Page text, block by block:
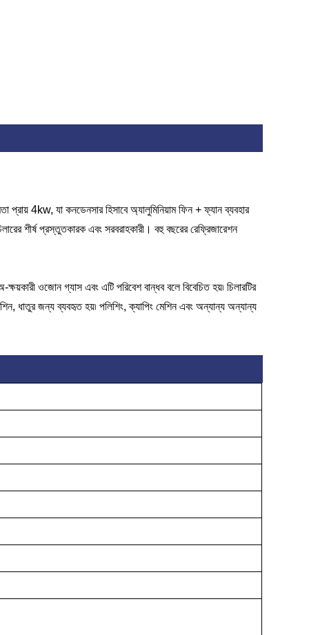
প্রায় 4kw, যা কনডেনসার হিসাবে অ্যালুমিনিয়াম ফিন + ফ্যান ব্যবহার
শীর্ষ প্রস্তুতকারক এবং সরবরাহকারী। বহু বছরের রেফ্রিজারেশন
ওজোন গ্যাস এবং এটি পরিবেশ বান্ধব বলে বিবেচিত হয়৷ চিলারটির
ধাতুর জন্য ব্যবহৃত হয়৷ পলিশিং, ক্যাপিং মেশিন এবং অন্যান্য অন্যান্য